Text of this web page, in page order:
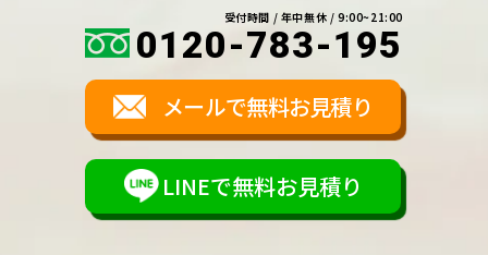
受付時間 / 年中無休 / 9:00~21:00
0120-783-195
メールで無料お見積り
LINEで無料お見積り